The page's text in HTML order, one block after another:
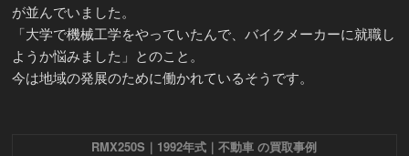
が並んでいました。
「大学で機械工学をやっていたんで、バイクメーカーに就職し
ようか悩みました」とのこと。
今は地域の発展のために働かれているそうです。
RMX250S｜1992年式｜不動車 の買取事例